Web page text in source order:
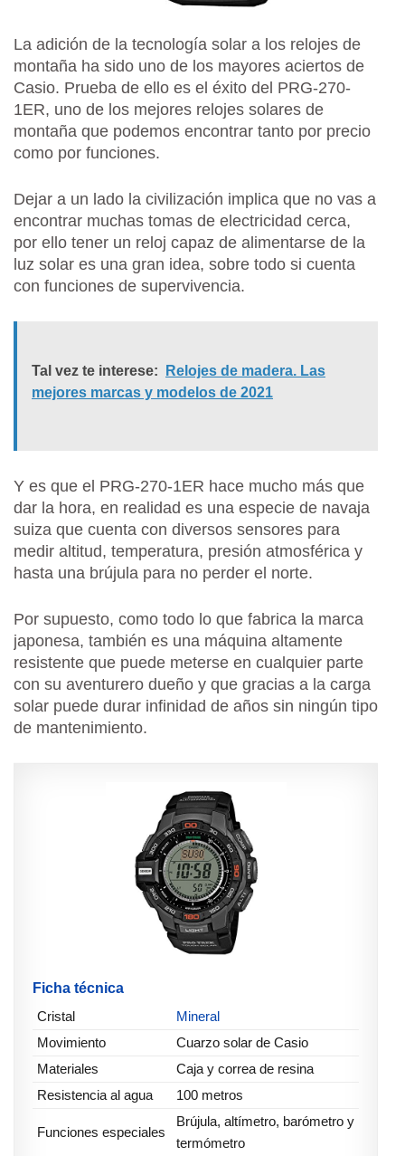
La adición de la tecnología solar a los relojes de
montaña ha sido uno de los mayores aciertos de
Casio. Prueba de ello es el éxito del PRG-270-
1ER, uno de los mejores relojes solares de
montaña que podemos encontrar tanto por precio
como por funciones.
Dejar a un lado la civilización implica que no vas a
encontrar muchas tomas de electricidad cerca,
por ello tener un reloj capaz de alimentarse de la
luz solar es una gran idea, sobre todo si cuenta
con funciones de supervivencia.
Tal vez te interese:
Relojes de madera. Las
mejores marcas y modelos de 2021
Y es que el PRG-270-1ER hace mucho más que
dar la hora, en realidad es una especie de navaja
suiza que cuenta con diversos sensores para
medir altitud, temperatura, presión atmosférica y
hasta una brújula para no perder el norte.
Por supuesto, como todo lo que fabrica la marca
japonesa, también es una máquina altamente
resistente que puede meterse en cualquier parte
con su aventurero dueño y que gracias a la carga
solar puede durar infinidad de años sin ningún tipo
de mantenimiento.
Ficha técnica
Cristal
Mineral
Movimiento
Cuarzo solar de Casio
Materiales
Caja y correa de resina
Resistencia al agua
100 metros
Funciones especiales
Brújula, altímetro, barómetro y
termómetro